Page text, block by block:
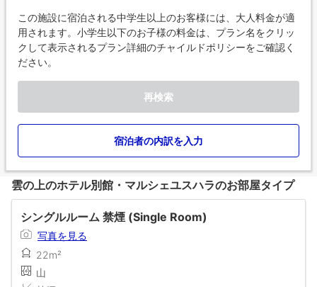
この施設に宿泊される中学生以上のお客様には、大人料金が適
用されます。小学生以下のお子様の料金は、プラン名をクリッ
クして表示されるプラン詳細のチャイルドポリシーをご確認く
ださい。
再検索
宿泊者の内訳を入力
雲の上のホテル別館・マルシェユスハラのお部屋タイプ
シングルルーム 禁煙 (Single Room)
写真を見る
22m²
山